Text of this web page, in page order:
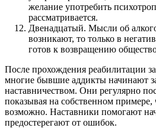
желание употребить
рассматривается.
Двенадцатый. Мысли об
возникают, то только в
готов к возвращению
После прохождения реабилитации
многие бывшие аддикты начинают
наставничеством. Они регулярно
показывая на собственном примере,
возможно. Наставники помогают
предостерегают от ошибок.